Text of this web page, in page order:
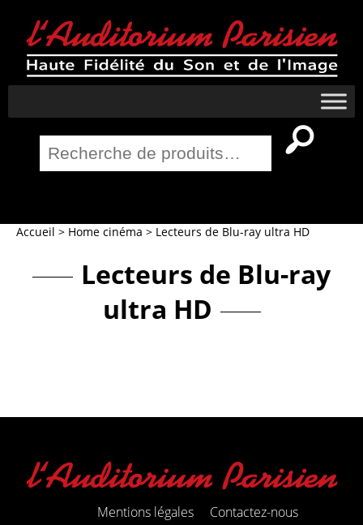
pour :
Accueil > Home cinéma > Lecteurs de Blu-ray ultra HD
Lecteurs de Blu-ray
ultra HD
Mentions légales Contactez-nous